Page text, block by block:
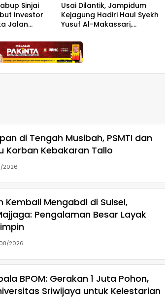
Sinjai
Investor
Jalan
Usai Dilantik, Jampidum
Kejagung Hadiri Haul Syekh
Yusuf Al-Makassari,
di Makassar
di Tengah Musibah, PSMTI dan
Korban Kebakaran Tallo
2026
Kembali Mengabdi di Sulsel,
Pengalaman Besar Layak
2026
BPOM: Gerakan 1 Juta Pohon,
Sriwijaya untuk Kelestarian